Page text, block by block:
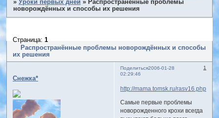
»Уроки первых дней » Распространённые проблемы
новорождённых и способы их решения
Распространённые проблемы новорождённых и способы
их решения
Страница:1
Поделиться 1
2006-01-28
02:29:46
Снежка*
http://mama.tomsk.ru/rasv16.php
Самые первые проблемы
новорожденного крохи всегда